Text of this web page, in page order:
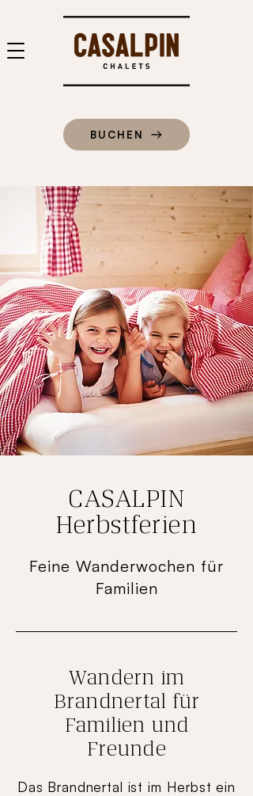
BUCHEN
CASALPIN
Herbstferien
Feine Wanderwochen für
Familien
Wandern im
Brandnertal für
Familien und
Freunde
Das Brandnertal ist im Herbst ein